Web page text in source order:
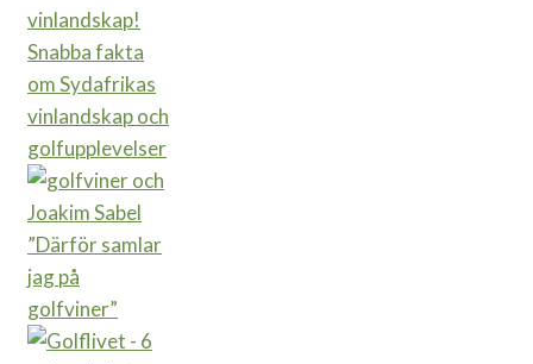
Snabba fakta
om Sydafrikas
vinlandskap och
golfupplevelser
”Därför samlar
jag på
golfviner”